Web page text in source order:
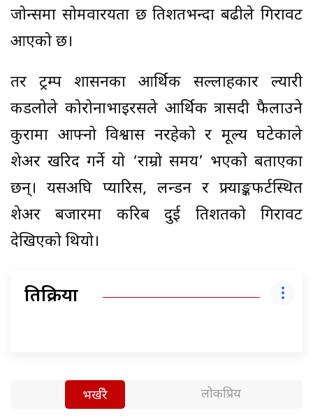
जोन्समा सोमवारयता छ प्रतिशतभन्दा बढीले गिरावट
आएको छ।
तर ट्रम्प प्रशासनका आर्थिक सल्लाहकार ल्यारी
कडलोले कोरोनाभाइरसले आर्थिक त्रासदी फैलाउने
कुरामा आफ्नो विश्वास नरहेको र मूल्य घटेकाले
शेअर खरिद गर्ने यो ‘राम्रो समय’ भएको बताएका
छन्। यसअघि प्यारिस, लन्डन र फ्र्याङ्कफर्टस्थित
शेअर बजारमा करिब दुई प्रतिशतको गिरावट
देखिएको थियो।
प्रतिक्रिया
भर्खरै लोकप्रिय